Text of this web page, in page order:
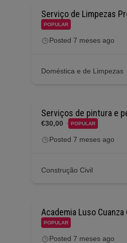
Serviço de Limpezas
POPULAR
Posted 7 meses ago
Doméstica e de Limpezas
Serviços de pintura e
€30,00 POPULAR
Posted 7 meses ago
Construção Civil
Academia Luso
POPULAR
Posted 7 meses ago